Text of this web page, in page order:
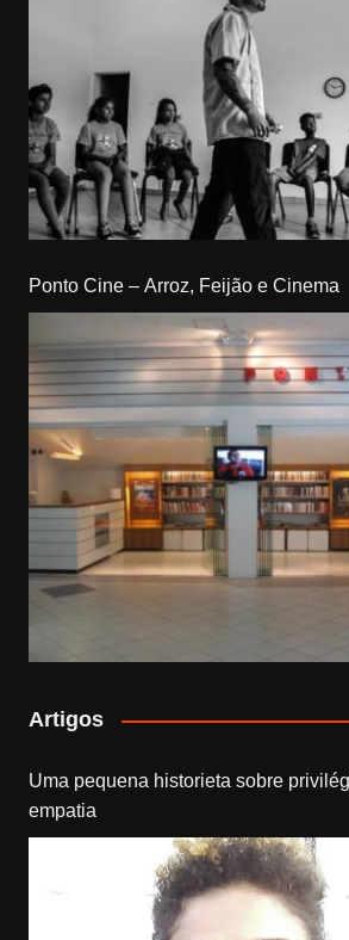
Ponto Cine – Arroz, Feijão e Cinema
Artigos
Uma pequena historieta sobre
empatia